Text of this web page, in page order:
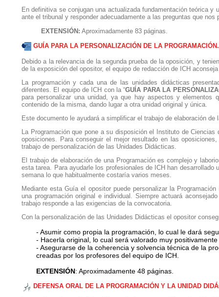
En definitiva se conjugan una actualizada fundamentación teórica
ante el tribunal y responder adecuadamente a las preguntas que nos
EXTENSIÓN: Aproximadamente 83 páginas.
GUÍA PARA LA PERSONALIZACIÓN DE LA PROGRAMACIÓN.
Debido a la relevancia de la segunda prueba de la oposición, y
de la exposición del opositor, el equipo de redacción de ICH
La programación y cada una de las unidades didácticas
diferentes. El equipo de ICH con la “GUÍA PARA LA
para personalizar una unidad, ya que hay aspectos y elementos
contenido de la misma, dando lugar a otra unidad original y única.
Este documento le ayudará a simplificar el trabajo de elaboración
La Programación que pone a su disposición el Instituto de
oposiciones. Para conseguir el mejor resultado en las
trabajo de personalización de las Unidades Didácticas.
El trabajo de elaboración de una Programación es complejo y
esta tarea. Para ayudarle los profesionales de ICH han
semana lo que habitualmente costaría varios meses.
Mediante esta Guía el opositor puede personalizar la
una programación original e individual. Siempre actuará
trabajo responde a las exigencias de la convocatoria.
Con la personalización de las Unidades Didácticas el opositor
- Asumir como propia la programación, lo cual le dará
- Hacerla original, lo cual será valorado muy
- Asegurarse de la coherencia y solvencia técnica de la
creadas por los profesores del equipo de ICH.
EXTENSIÓN: Aproximadamente 48 páginas.
DEFENSA ORAL DE LA PROGRAMACIÓN Y LA UNIDAD